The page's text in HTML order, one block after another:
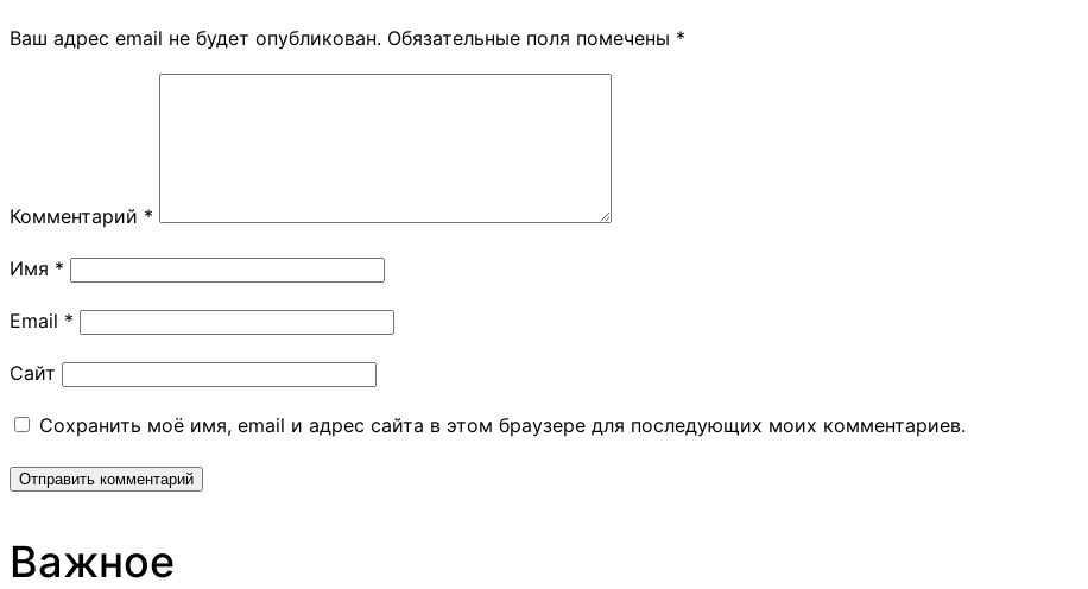
Ваш адрес email не будет опубликован. Обязательные поля помечены *
Комментарий *
Имя *
Email *
Сайт
Сохранить моё имя, email и адрес сайта в этом браузере для последующих моих комментариев.
Важное